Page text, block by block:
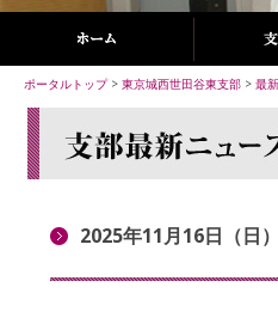
ポータルトップ> 東京城西世田谷東支部 > 最
2025年11月16日（